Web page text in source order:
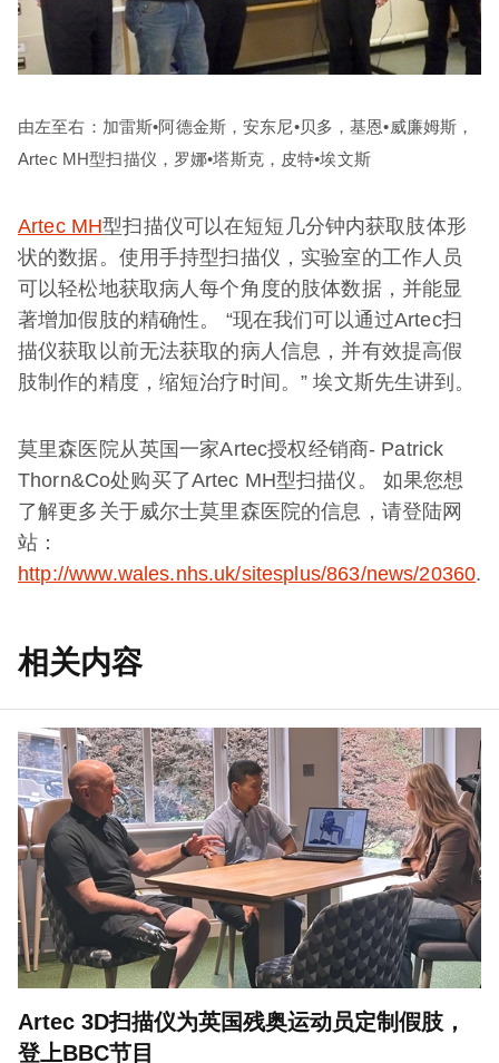
由左至右：加雷斯•阿德金斯，安东尼•贝多，基恩•威廉姆斯，
Artec MH型扫描仪，罗娜•塔斯克，皮特•埃文斯
Artec MH型扫描仪可以在短短几分钟内获取肢体形
状的数据。使用手持型扫描仪，实验室的工作人员
可以轻松地获取病人每个角度的肢体数据，并能显
著增加假肢的精确性。 “现在我们可以通过Artec扫
描仪获取以前无法获取的病人信息，并有效提高假
肢制作的精度，缩短治疗时间。” 埃文斯先生讲到。
莫里森医院从英国一家Artec授权经销商- Patrick
Thorn&Co处购买了Artec MH型扫描仪。 如果您想
了解更多关于威尔士莫里森医院的信息，请登陆网
站：
http://www.wales.nhs.uk/sitesplus/863/news/20360.
相关内容
Artec 3D扫描仪为英国残奥运动员定制假肢，
登上BBC节目